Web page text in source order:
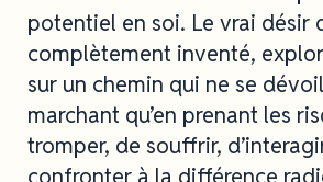
potentiel en soi. Le vrai désir
complètement inventé,
sur un chemin qui ne se
marchant qu’en prenant les
tromper, de souffrir,